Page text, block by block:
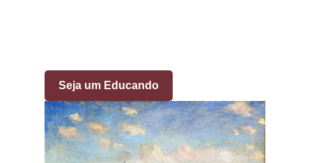
Seja um Educando